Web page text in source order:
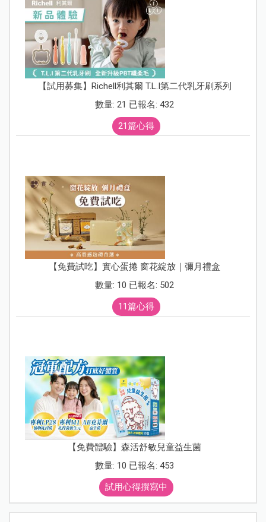
【試用募集】Richell利其爾 T.L.I第二代乳牙刷系列
數量: 21 已報名: 432
21篇心得
【免費試吃】實心蛋捲 窗花綻放｜彌月禮盒
數量: 10 已報名: 502
11篇心得
【免費體驗】森活舒敏兒童益生菌
數量: 10 已報名: 453
試用心得撰寫中